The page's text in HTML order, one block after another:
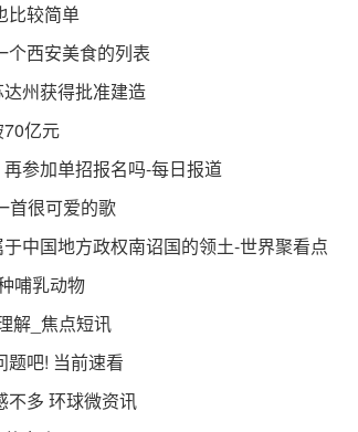
比较简单
个西安美食的列表
州获得批准建造
亿元
参加单招报名吗-每日报道
首很可爱的歌
中国地方政权南诏国的领土-世界聚看点
哺乳动物
解_焦点短讯
题吧! 当前速看
不多 环球微资讯